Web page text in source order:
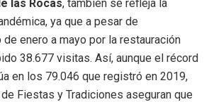
las Rocas, también se refleja la
ya que a pesar de
enero a mayo por la restauración
38.677 visitas. Así, aunque el récord
en los 79.046 que registró en 2019,
Fiestas y Tradiciones aseguran que